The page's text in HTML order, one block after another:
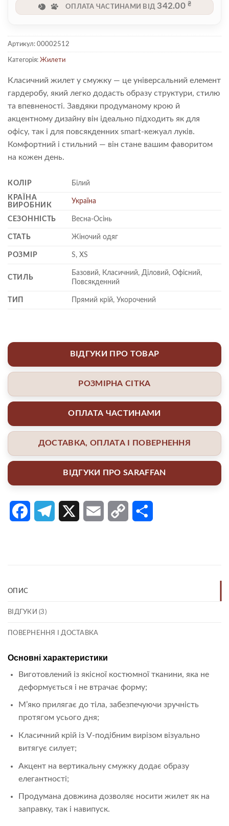
ОПЛАТА ЧАСТИНАМИ ВІД 342.00₴
Артикул: 00002512
Категорія: Жилети
Класичний жилет у смужку — це універсальний елемент
гардеробу, який легко додасть образу структури, стилю
та впевненості. Завдяки продуманому крою й
акцентному дизайну він ідеально підходить як для
офісу, так і для повсякденних smart-кежуал луків.
Комфортний і стильний — він стане вашим фаворитом
на кожен день.
КОЛІР
Білий
КРАЇНА
ВИРОБНИК
Україна
СЕЗОННІСТЬ Весна-Осінь
СТАТЬ Жіночий одяг
РОЗМІР S, XS
СТИЛЬ
Базовий, Класичний, Діловий, Офісний,
Повсякденний
ТИП Прямий крій, Укорочений
ВІДГУКИ ПРО ТОВАР
РОЗМІРНА СІТКА
ОПЛАТА ЧАСТИНАМИ
ДОСТАВКА, ОПЛАТА І ПОВЕРНЕННЯ
ВІДГУКИ ПРО SARAFFAN
FacebookTelegram Email Copy
ОПИС
ВІДГУКИ (3)
ПОВЕРНЕННЯ І ДОСТАВКА
Основні характеристики
Виготовлений із якісної костюмної тканини, яка не
деформується і не втрачає форму;
М’яко прилягає до тіла, забезпечуючи зручність
протягом усього дня;
Класичний крій із V-подібним вирізом візуально
витягує силует;
Акцент на вертикальну смужку додає образу
елегантності;
Продумана довжина дозволяє носити жилет як на
заправку, так і навипуск.